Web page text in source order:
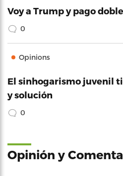
Voy a Trump y pago doble
0
Opinions
El sinhogarismo juvenil
y solución
0
Opinión y